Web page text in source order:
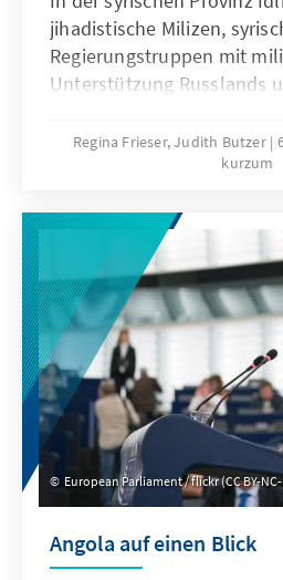
jihadistische Milizen,
Regierungstruppen mit
Unterstützung Russlands
geraten rund drei
darunter 1,5 Millionen
Kämpfe um die
wurden seit Dezember
deutlich intensiver; allein
Januarwoche 2020 soll es
angriffen rund um die
gekommen sein. Viele
weiter in den Norden, wo
grundlegender
und türkischen
sind. Eine weitere
humanitären Katastrophe
Regina Frieser, Judith Butzer
kurzum
European Parliament / flickr (CC BY-
Angola auf einen Blick